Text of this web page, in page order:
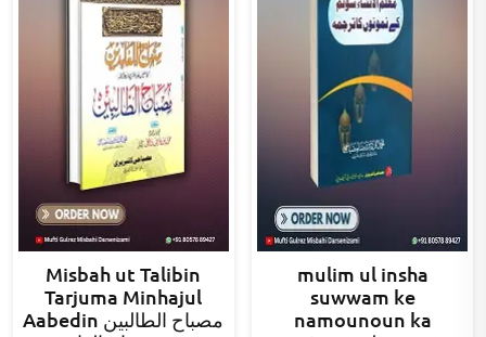
Misbah ut Talibin
Tarjuma Minhajul
Aabedin مصباح الطالبین
mulim ul insha
suwwam ke
namounoun ka